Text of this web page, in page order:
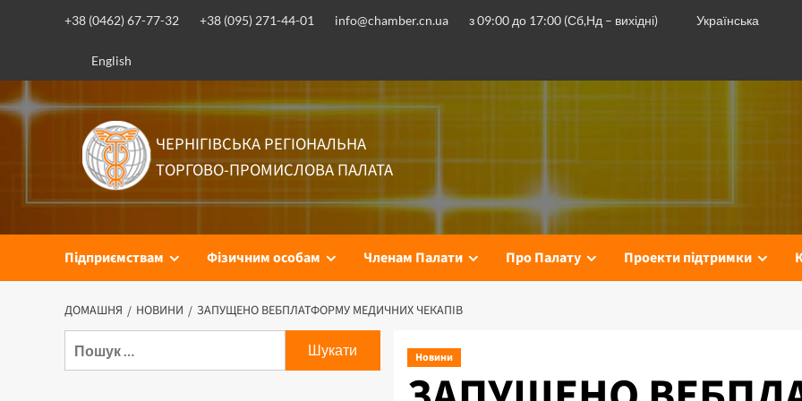
+38 (0462) 67-77-32 +38 (095) 271-44-01 info@chamber.cn.ua з 09:00 до 17:00 (Сб,Нд – вихідні) Українська
English
ЧЕРНІГІВСЬКА РЕГІОНАЛЬНА
ТОРГОВО-ПРОМИСЛОВА ПАЛАТА
Підприємствам Фізичним особам Членам Палати Про Палату Проекти підтримки
ДОМАШНЯ НОВИНИ ЗАПУЩЕНО ВЕБПЛАТФОРМУ МЕДИЧНИХ ЧЕКАПІВ
Новини